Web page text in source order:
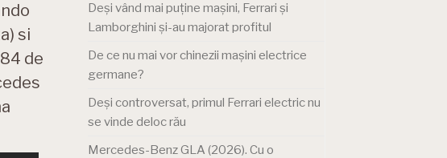
si
de
Deși vând mai puține mașini, Ferrari și
Lamborghini și-au majorat profitul
De ce nu mai vor chinezii mașini electrice
germane?
Deși controversat, primul Ferrari electric nu
se vinde deloc rău
Mercedes-Benz GLA (2026). Cu o